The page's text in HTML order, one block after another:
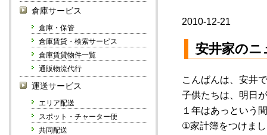
倉庫サービス
倉庫・保管
倉庫賃貸・検索サービス
倉庫賃貸物件一覧
通販物流代行
運送サービス
エリア配送
スポット・チャーター便
共同配送
2010-12-21
安井家のニ
こんばんは、安井
子供たちは、明日
１年はあっという
①家計簿をつけま